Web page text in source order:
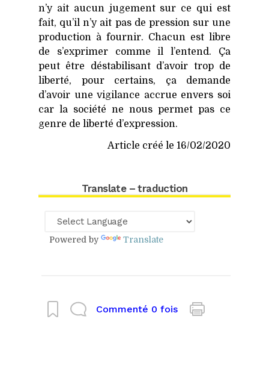
n’y ait aucun juge­ment sur ce qui est
fait, qu’il n’y ait pas de pres­sion sur une
pro­duc­tion à four­nir. Cha­cun est libre
de s’exprimer comme il l’entend. Ça
peut être désta­bi­li­sant d’avoir trop de
liber­té, pour cer­tains, ça demande
d’avoir une vigi­lance accrue envers soi
car la socié­té ne nous per­met pas ce
genre de liber­té d’expression.
Article créé le 16/02/2020
Translate – traduction
Powered by Translate
Commenté 0 fois